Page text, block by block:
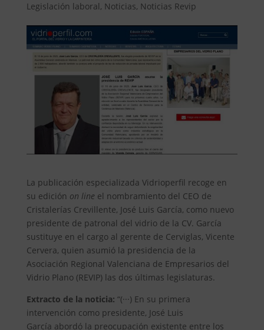
Legislación laboral, Noticias, Noticias Revip
La publicación especializada Vidrioperfil recoge en
su edición on line el nombramiento del CEO de
Cristalerías Crevillente, José Luis García, como nuevo
presidente de patronal del vidrio de la CV. García
sustituye en el cargo al gerente de Cerviglas, Vicente
Cervera, quien asumió la presidencia de la
Asociación Regional Valenciana de Empresarios del
Vidrio Plano (REVIP) las dos últimas legislaturas.
Extracto de la noticia: “(···) En su primera
intervención como presidente, José Luis
García abordó la preocupación existente entre los